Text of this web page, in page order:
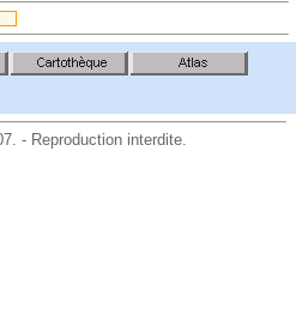
- Reproduction interdite.